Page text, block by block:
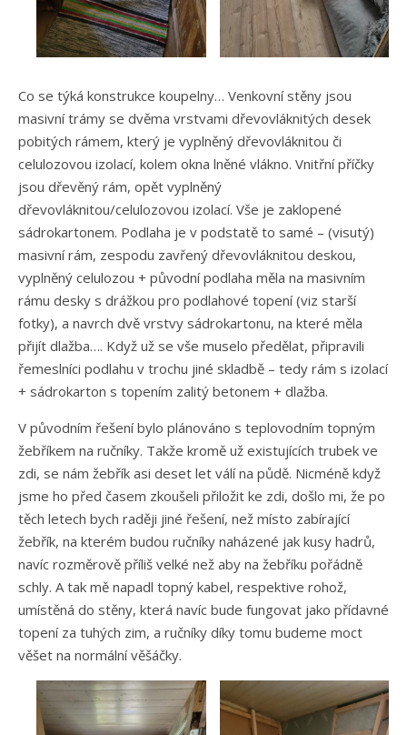
Co se týká konstrukce koupelny… Venkovní stěny jsou
masivní trámy se dvěma vrstvami dřevovláknitých desek
pobitých rámem, který je vyplněný dřevovláknitou či
celulozovou izolací, kolem okna lněné vlákno. Vnitřní příčky
jsou dřevěný rám, opět vyplněný
dřevovláknitou/celulozovou izolací. Vše je zaklopené
sádrokartonem. Podlaha je v podstatě to samé – (visutý)
masivní rám, zespodu zavřený dřevovláknitou deskou,
vyplněný celulozou + původní podlaha měla na masivním
rámu desky s drážkou pro podlahové topení (viz starší
fotky), a navrch dvě vrstvy sádrokartonu, na které měla
přijít dlažba…. Když už se vše muselo předělat, připravili
řemeslníci podlahu v trochu jiné skladbě – tedy rám s izolací
+ sádrokarton s topením zalitý betonem + dlažba.
V původním řešení bylo plánováno s teplovodním topným
žebříkem na ručníky. Takže kromě už existujících trubek ve
zdi, se nám žebřík asi deset let válí na půdě. Nicméně když
jsme ho před časem zkoušeli přiložit ke zdi, došlo mi, že po
těch letech bych raději jiné řešení, než místo zabírající
žebřík, na kterém budou ručníky naházené jak kusy hadrů,
navíc rozměrově příliš velké než aby na žebříku pořádně
schly. A tak mě napadl topný kabel, respektive rohož,
umístěná do stěny, která navíc bude fungovat jako přídavné
topení za tuhých zim, a ručníky díky tomu budeme moct
věšet na normální věšáčky.